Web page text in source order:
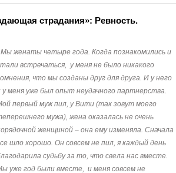
страдания»: Ревность.
Мы женаты четыре года. Когда познакомились и
встречаться, у меня не было никакого
что мы созданы друг для друга. И у него
у меня уже был опыт неудачного партнерства.
первый муж пил, у Вити (так зовут моего
мужа), жена оказалась не очень
женщиной – она ему изменяла. Сначала
шло хорошо. Он совсем не пил, я каждый день
судьбу за то, что свела нас вместе.
уже год были вместе, и меня совсем не